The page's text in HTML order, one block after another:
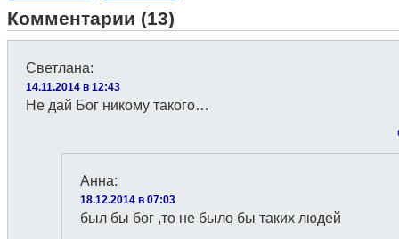
Комментарии (13)
Светлана:
14.11.2014 в 12:43
Не дай Бог никому такого…
Анна:
18.12.2014 в 07:03
был бы бог ,то не было бы таких людей